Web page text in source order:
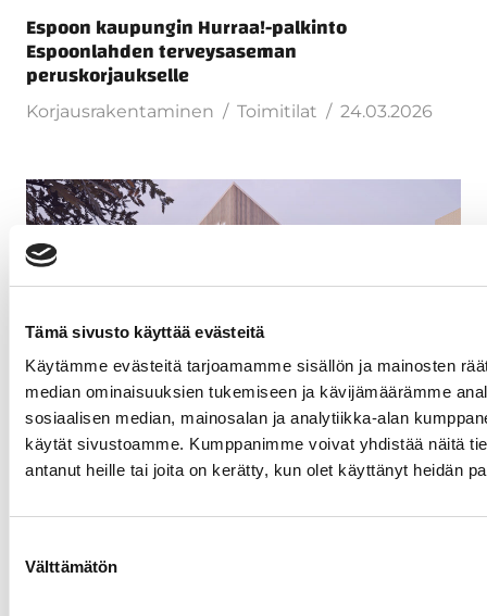
Tämä sivusto käyttää evästeitä
Käytämme evästeitä tarjoamamme sisällön ja mainosten
median ominaisuuksien tukemiseen ja kävijämäärämme
sosiaalisen median, mainosalan ja analytiikka-alan
käytät sivustoamme. Kumppanimme voivat yhdistää näitä
antanut heille tai joita on kerätty, kun olet käyttänyt heidän
valinta
Välttämätön
Espoon kaupungin Hurraa!-palkinto
Espoonlahden terveysaseman
peruskorjaukselle
Korjausrakentaminen Toimitilat 24.03.2026
Keravan Energia investoi tulevaan uudella
modernilla toimitalolla – Jatke toimii
hankkeessa pääurakoitsijana